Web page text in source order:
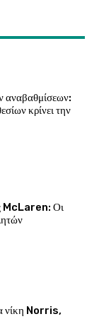
αναβαθμίσεων:
κρίνει την
McLaren: Οι
νίκη Norris,